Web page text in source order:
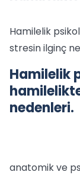
Hamilelik
stresin ilginç
Hamilelik
nedenleri.
anatomik ve